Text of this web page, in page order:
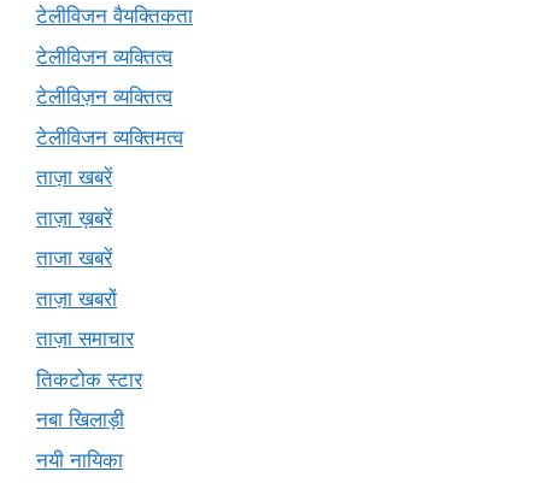
टेलीविजन वैयक्तिकता
टेलीविजन व्यक्तित्व
टेलीविज़न व्यक्तित्व
टेलीविजन व्यक्तिमत्व
ताज़ा खबरें
ताज़ा ख़बरें
ताजा खबरें
ताज़ा खबरों
ताज़ा समाचार
तिकटोक स्टार
नबा खिलाड़ी
नयी नायिका